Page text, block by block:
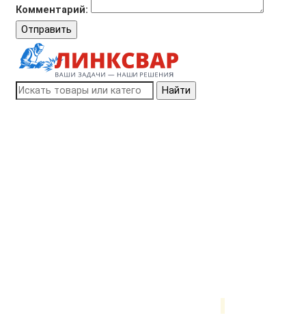
Комментарий:
Отправить
Найти